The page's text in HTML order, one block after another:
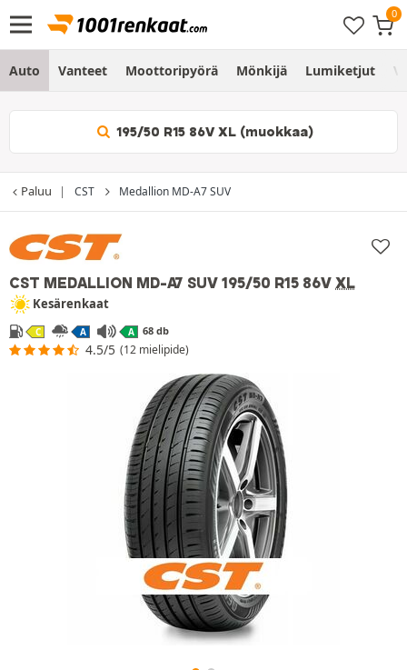
Auto Vanteet Moottoripyörä Mönkijä Lumiketjut
195/50 R15 86V XL (muokkaa)
Paluu CST Medallion MD-A7 SUV
CST MEDALLION MD-A7 SUV 195/50 R15 86V XL
Kesärenkaat
C A A 68 db
4.5/5 (12 mielipide)